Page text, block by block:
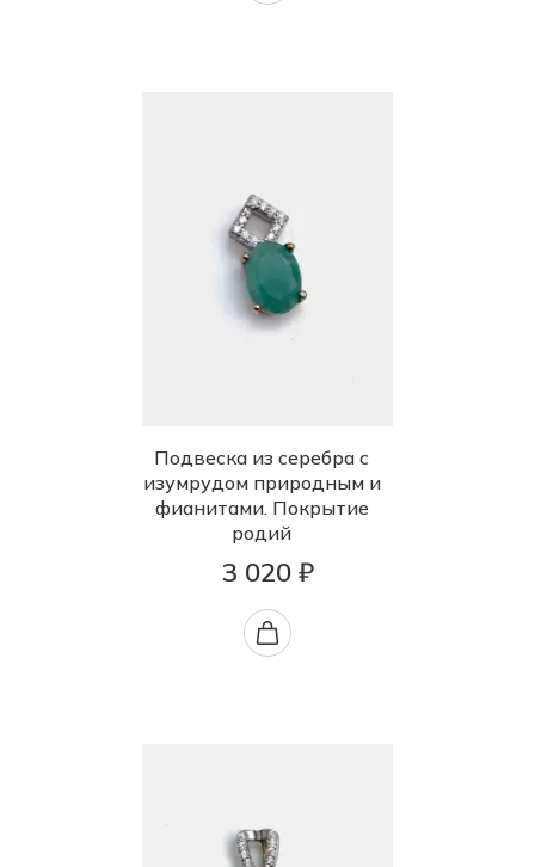
Подвеска из серебра с
изумрудом природным и
фианитами. Покрытие
родий
3 020 ₽